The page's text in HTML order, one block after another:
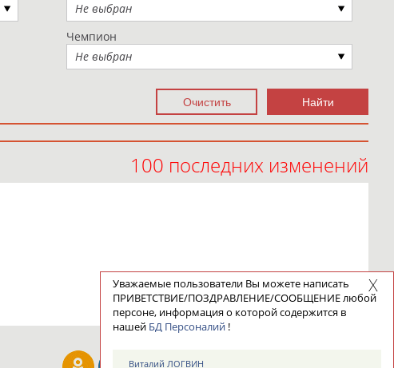
Не выбран
Чемпион
Не выбран
100 последних изменений
Уважаемые пользователи Вы можете написать
ПРИВЕТСТВИЕ/ПОЗДРАВЛЕНИЕ/СООБЩЕНИЕ любой
персоне, информация о которой содержится в
нашей БД Персоналий !
Виталий ЛОГВИН